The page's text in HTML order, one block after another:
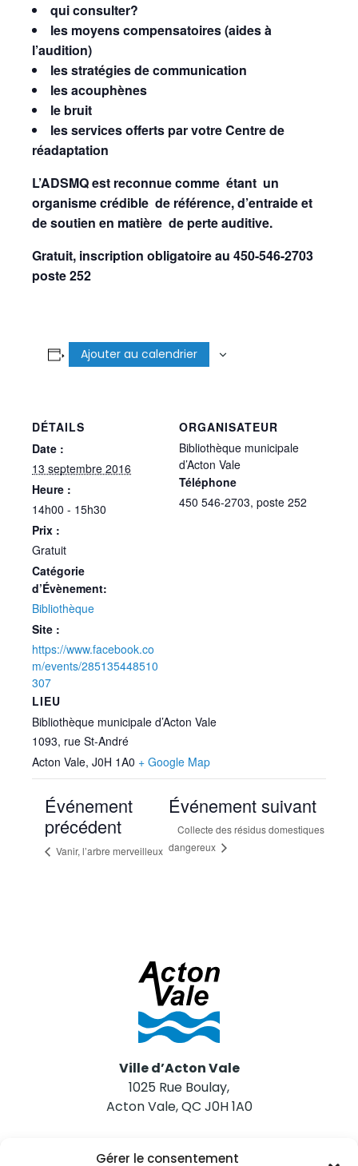
Gérer le consentement
qui consulter?
les moyens compensatoires (aides à
l’audition)
les stratégies de communication
les acouphènes
le bruit
les services offerts par votre Centre de
réadaptation
L’ADSMQ est reconnue comme étant un
organisme crédible de référence, d’entraide et
de soutien en matière de perte auditive.
Gratuit, inscription obligatoire au 450-546-2703
poste 252
Ajouter au calendrier
DÉTAILS
Date :
13 septembre 2016
Heure :
14h00 - 15h30
Prix :
Gratuit
Catégorie
d’Évènement:
Bibliothèque
Site :
https://www.facebook.co
m/events/285135448510
307
LIEU
Bibliothèque municipale d’Acton Vale
1093, rue St-André
Acton Vale, J0H 1A0 + Google Map
ORGANISATEUR
Bibliothèque municipale
d’Acton Vale
Téléphone
450 546-2703, poste 252
Événement
précédent
Vanir, l’arbre merveilleux
Événement suivant
Collecte des résidus domestiques
dangereux
Ville d’Acton Vale
1025 Rue Boulay,
Acton Vale, QC J0H 1A0
Nous joindre